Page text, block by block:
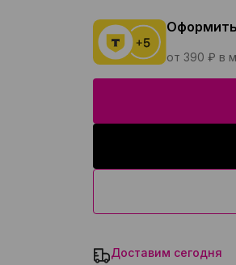
от 390 ₽ в
Доставим сегодня